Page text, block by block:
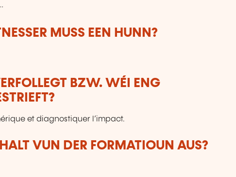
MUSS EEN HUNN?
BZW. WÉI ENG
et diagnostiquer l’impact.
VUN DER FORMATIOUN AUS?